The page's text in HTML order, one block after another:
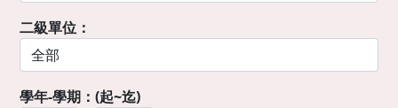
二級單位：
學年-學期：(起~迄)